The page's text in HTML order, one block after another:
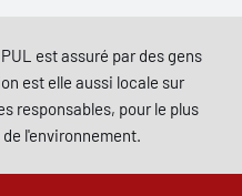
est assuré par des gens
est elle aussi locale sur
responsables, pour le plus
l'environnement.